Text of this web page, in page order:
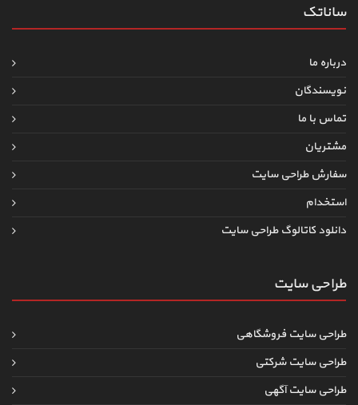
ساناتک
درباره ما
نویسندگان
تماس با ما
مشتریان
سفارش طراحی سایت
استخدام
دانلود کاتالوگ طراحی سایت
طراحی سایت
طراحی سایت فروشگاهی
طراحی سایت شرکتی
طراحی سایت آگهی